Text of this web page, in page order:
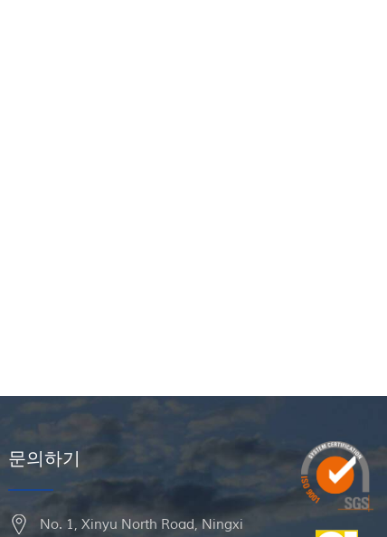
문의하기
No. 1, Xinyu North Road, Ningxi